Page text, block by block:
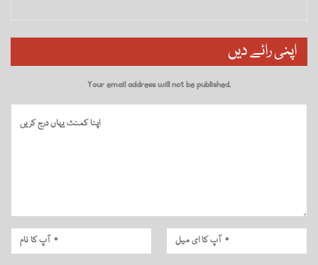
اپنی رائے دیں
Your email address will not be published.